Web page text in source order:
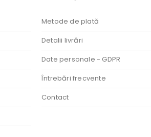
Metode de plată
Detalii livrări
Date personale - GDPR
Întrebări frecvente
Contact